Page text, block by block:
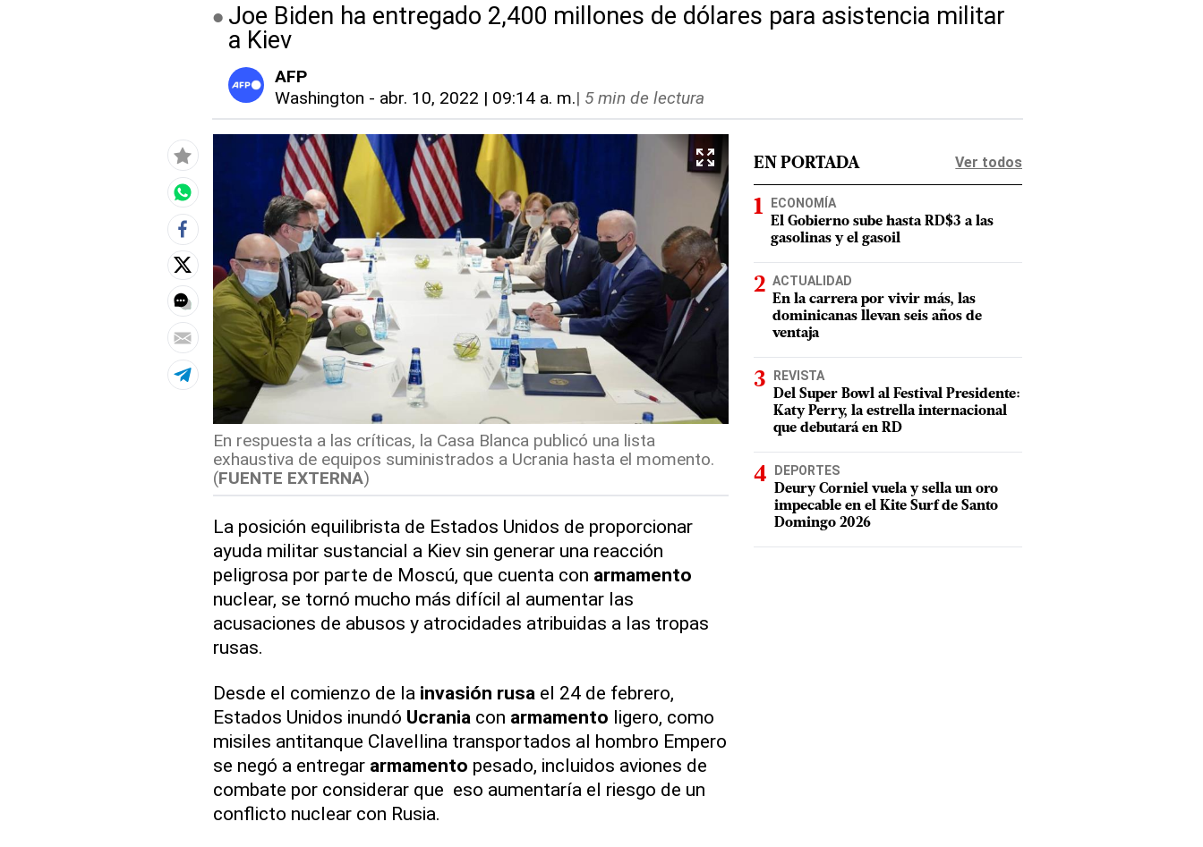
Joe Biden ha entregado 2,400 millones de dólares para asistencia militar
a Kiev
AFP
Washington - abr. 10, 2022 | 09:14 a. m.| 5 min de lectura
En respuesta a las críticas, la Casa Blanca publicó una lista
exhaustiva de equipos suministrados a Ucrania hasta el momento.
(FUENTE EXTERNA)
La posición equilibrista de Estados Unidos de proporcionar
ayuda militar sustancial a Kiev sin generar una reacción
peligrosa por parte de Moscú, que cuenta con armamento
nuclear, se tornó mucho más difícil al aumentar las
acusaciones de abusos y atrocidades atribuidas a las tropas
rusas.
Desde el comienzo de la invasión rusael 24 de febrero,
Estados Unidos inundó Ucraniacon armamento ligero, como
misiles antitanque Clavellina transportados al hombro Empero
se negó a entregar armamento pesado, incluidos aviones de
combate por considerar que eso aumentaría el riesgo de un
conflicto nuclear con Rusia.
EN PORTADA Ver todos
ECONOMÍA
El Gobierno sube hasta RD$3 a las
gasolinas y el gasoil
ACTUALIDAD
En la carrera por vivir más, las
dominicanas llevan seis años de
ventaja
REVISTA
Del Super Bowl al Festival Presidente:
Katy Perry, la estrella internacional
que debutará en RD
DEPORTES
Deury Corniel vuela y sella un oro
impecable en el Kite Surf de Santo
Domingo 2026